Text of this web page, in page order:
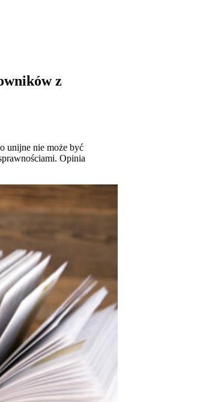
z
unijne nie może być
Opinia